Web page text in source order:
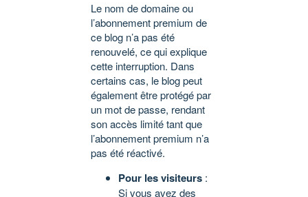
Le nom de domaine ou
l’abonnement premium de
ce blog n’a pas été
renouvelé, ce qui explique
cette interruption. Dans
certains cas, le blog peut
également être protégé par
un mot de passe, rendant
son accès limité tant que
l’abonnement premium n’a
pas été réactivé.
Pour les visiteurs :
Si vous avez des